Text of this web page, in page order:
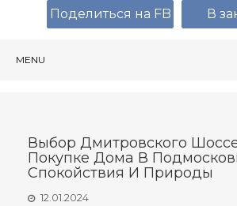
MENU
Выбор Дмитровского
Покупке Дома В
Спокойствия И Природы
12.01.2024
Поделиться на FB В